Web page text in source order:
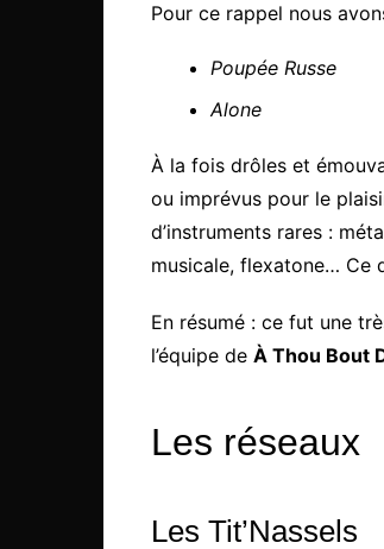
Pour ce rappel nous
Poupée Russe
Alone
À la fois drôles et
ou imprévus pour le
d’instruments rares :
musicale, flexatone… Ce
En résumé : ce fut une
l’équipe de À Thou Bout
Les réseaux
Les Tit’Nassels